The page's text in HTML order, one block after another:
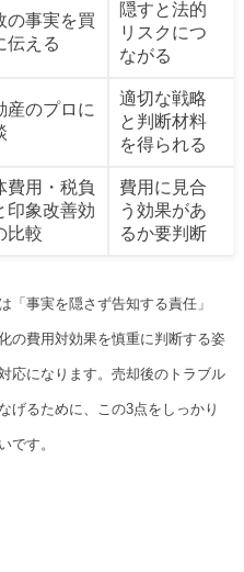
の事実を買
伝える
隠すと法的
リスクにつ
ながる
産のプロに
適切な戦略
と判断材料
を得られる
費用・税負
印象改善効
比較
費用に見合
う効果があ
るか要判断
「事実を隠さず告知する責任」
の費用対効果を慎重に判断する姿
応になります。売却後のトラブル
げるために、この3点をしっかり
です。